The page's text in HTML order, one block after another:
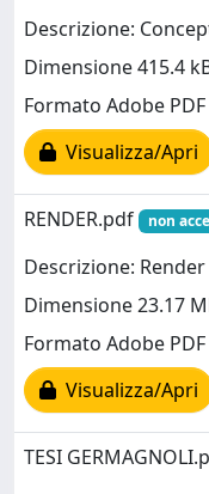
Descrizione:
Dimensione 415.4
Formato Adobe PDF
Visualizza/Apri
RENDER.pdf non
Descrizione: Render
Dimensione 23.17
Formato Adobe PDF
Visualizza/Apri
TESI